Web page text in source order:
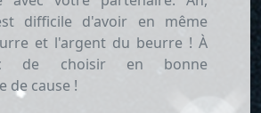
difficile d'avoir en même
et l'argent du beurre ! À
de choisir en bonne
de cause !